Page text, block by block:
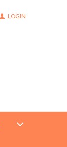
LOGIN